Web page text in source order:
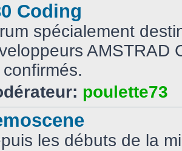
Coding
spécialement
AMSTRAD
poulette73
les débuts de la